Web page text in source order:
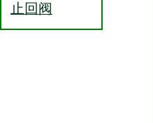
止回阀